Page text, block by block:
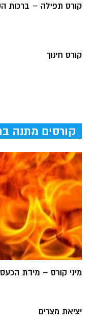
קורס תפילה – ברכות
קורס חינוך
קורסים מתנה
מיני קורס – מידת
יציאת מצרים